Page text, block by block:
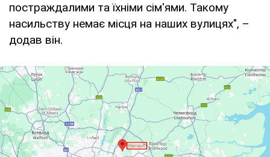
постраждалими та їхніми сім'ями. Такому
насильству немає місця на наших вулицях", –
додав він.